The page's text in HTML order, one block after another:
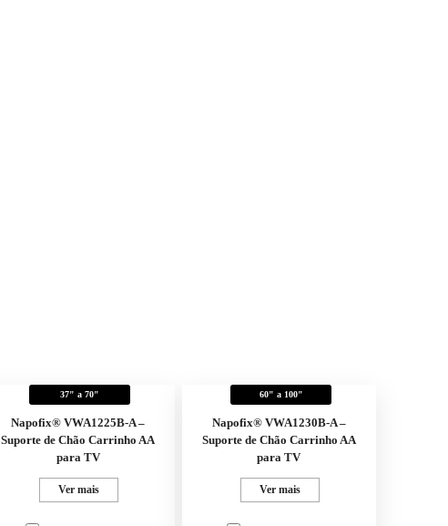
37" a 70"
Napofix® VWA1225B-A –
Suporte de Chão Carrinho AA
para TV
Ver mais
60" a 100"
Napofix® VWA1230B-A –
Suporte de Chão Carrinho AA
para TV
Ver mais